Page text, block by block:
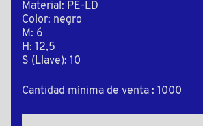
Material: PE-LD
Color: negro
M: 6
H: 12,5
S (Llave): 10
Cantidad mínima de venta : 1000